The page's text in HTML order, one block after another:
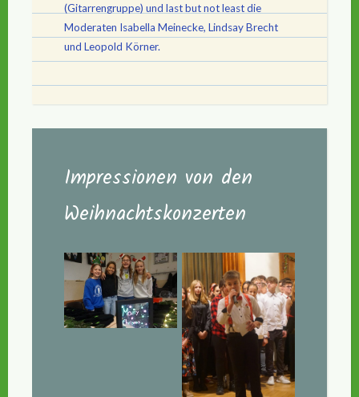
(Gitarrengruppe) und last but not least die
Moderaten Isabella Meinecke, Lindsay Brecht
und Leopold Körner.
Impressionen von den
Weihnachtskonzerten